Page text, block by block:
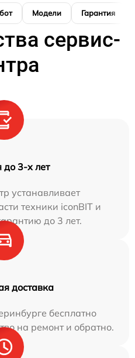
Модели Гарантия
сервис-
до 3-х лет
устанавливает
техники iconBIT и
до 3 лет.
доставка
бесплатно
на ремонт и обратно.